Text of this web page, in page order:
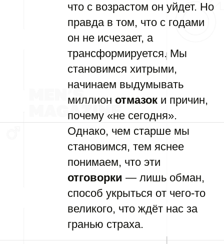
что с возрастом он уйдет. Но
правда в том, что с годами
он не исчезает, а
трансформируется. Мы
становимся хитрыми,
начинаем выдумывать
миллион отмазок и причин,
почему «не сегодня».
Однако, чем старше мы
становимся, тем яснее
понимаем, что эти
отговорки — лишь обман,
способ укрыться от чего-то
великого, что ждёт нас за
гранью страха.